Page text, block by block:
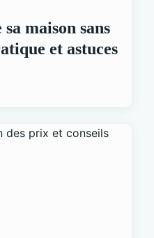
maison sans
et astuces